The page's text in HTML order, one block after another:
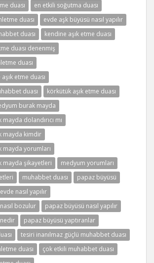
duası
en etkili soğutma duası
duası
evde aşk büyüsü nasıl yapılır
duası
kendine aşık etme duası
duası denenmiş
duası
etme duası
duası
körkütük aşık etme duası
burak mayda
dolandırıcı mı
mayda kimdir
mayda yorumları
mayda şikayetleri
medyum yorumları
muhabbet duası
papaz büyüsü
nasıl yapılır
bozulur
papaz büyüsü nasıl yapılır
papaz büyüsü yaptıranlar
tesiri inanılmaz güçlü muhabbet duası
duası
çok etkili muhabbet duası